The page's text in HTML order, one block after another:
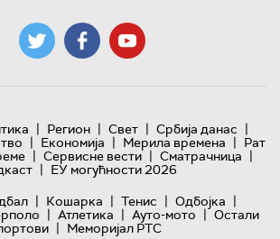
| Регион | Свет | Србија данас |
| Економија | Мерила времена | Рат
| Сервисне вести | Сматрачница |
| ЕУ могућности 2026
| Кошарка | Тенис | Одбојка |
| Атлетика | Ауто-мото | Остали
| Меморијал РТС